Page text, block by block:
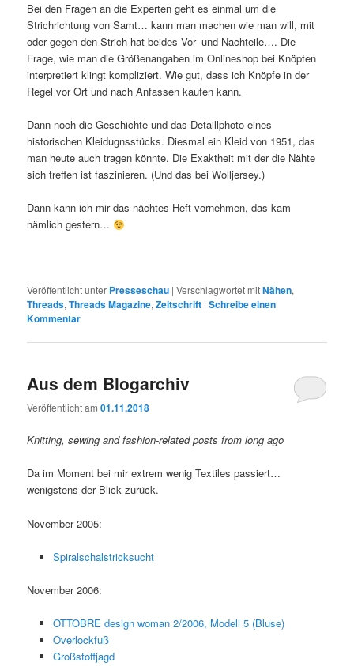
Bei den Fragen an die Experten geht es einmal um die
Strichrichtung von Samt… kann man machen wie man will, mit
oder gegen den Strich hat beides Vor- und Nachteile…. Die
Frage, wie man die Größenangaben im Onlineshop bei Knöpfen
interpretiert klingt kompliziert. Wie gut, dass ich Knöpfe in der
Regel vor Ort und nach Anfassen kaufen kann.
Dann noch die Geschichte und das Detaillphoto eines
historischen Kleidugnsstücks. Diesmal ein Kleid von 1951, das
man heute auch tragen könnte. Die Exaktheit mit der die Nähte
sich treffen ist faszinieren. (Und das bei Wolljersey.)
Dann kann ich mir das nächtes Heft vornehmen, das kam
nämlich gestern…
Veröffentlicht unter Presseschau |Verschlagwortet mitNähen,
Threads,Threads Magazine,Zeitschrift |Schreibe einen
Kommentar
Aus dem Blogarchiv
Veröffentlicht am01.11.2018
Knitting, sewing and fashion-related posts from long ago
Da im Moment bei mir extrem wenig Textiles passiert…
wenigstens der Blick zurück.
November 2005:
Spiralschalstricksucht
November 2006:
OTTOBRE design woman 2/2006, Modell 5 (Bluse)
Overlockfuß
Großstoffjagd